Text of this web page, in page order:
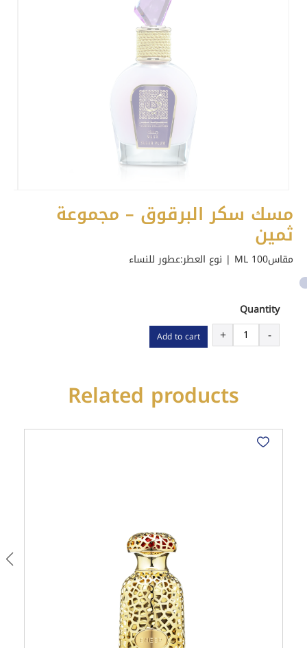
مسك سكر البرقوق – مجموعة
ثمين
مقاس100 ML | نوع العطر: عطور للنساء
Quantity
مسك
سكر Add to cart
Related products